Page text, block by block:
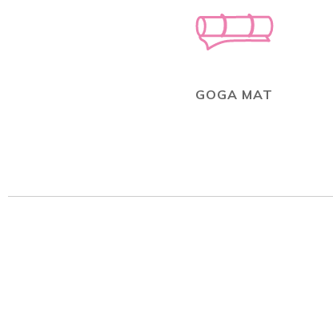
GOGA MAT